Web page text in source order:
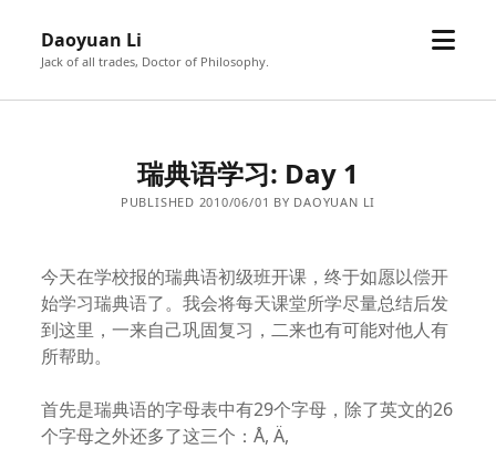
Daoyuan Li
Jack of all trades, Doctor of Philosophy.
open
瑞典语学习: Day 1
PUBLISHED 2010/06/01 BY DAOYUAN LI
今天在学校报的瑞典语初级班开课，终于如愿以偿开
始学习瑞典语了。我会将每天课堂所学尽量总结后发
到这里，一来自己巩固复习，二来也有可能对他人有
所帮助。
首先是瑞典语的字母表中有29个字母，除了英文的26
个字母之外还多了这三个：Å, Ä,